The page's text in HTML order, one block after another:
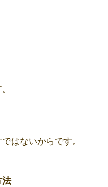
はないからです。
法